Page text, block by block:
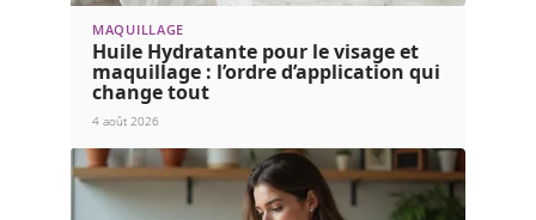
MAQUILLAGE
Huile Hydratante pour le visage et
maquillage : l’ordre d’application qui
change tout
4 août 2026